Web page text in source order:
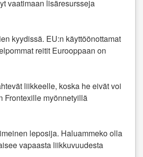
vaatimaan lisäresursseja
kyydissä. EU:n käyttöönottamat
reitit Eurooppaan on
liikkeelle, koska he eivät voi
Frontexille myönnetyillä
leposija. Haluammeko olla
vapaasta liikkuvuudesta